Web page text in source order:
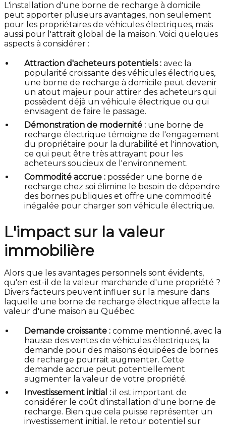
L'installation d'une borne de recharge à domicile
peut apporter plusieurs avantages, non seulement
pour les propriétaires de véhicules électriques, mais
aussi pour l'attrait global de la maison. Voici quelques
aspects à considérer :
Attraction d'acheteurs potentiels : avec la
popularité croissante des véhicules électriques,
une borne de recharge à domicile peut devenir
un atout majeur pour attirer des acheteurs qui
possèdent déjà un véhicule électrique ou qui
envisagent de faire le passage.
Démonstration de modernité : une borne de
recharge électrique témoigne de l'engagement
du propriétaire pour la durabilité et l'innovation,
ce qui peut être très attrayant pour les
acheteurs soucieux de l'environnement.
Commodité accrue : posséder une borne de
recharge chez soi élimine le besoin de dépendre
des bornes publiques et offre une commodité
inégalée pour charger son véhicule électrique.
L'impact sur la valeur
immobilière
Alors que les avantages personnels sont évidents,
qu'en est-il de la valeur marchande d'une propriété ?
Divers facteurs peuvent influer sur la mesure dans
laquelle une borne de recharge électrique affecte la
valeur d'une maison au Québec.
Demande croissante : comme mentionné, avec la
hausse des ventes de véhicules électriques, la
demande pour des maisons équipées de bornes
de recharge pourrait augmenter. Cette
demande accrue peut potentiellement
augmenter la valeur de votre propriété.
Investissement initial : il est important de
considérer le coût d'installation d'une borne de
recharge. Bien que cela puisse représenter un
investissement initial, le retour potentiel sur